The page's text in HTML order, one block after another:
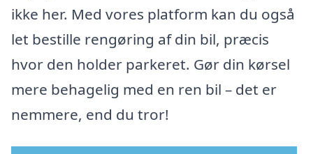
ikke her. Med vores platform kan du også
let bestille rengøring af din bil, præcis
hvor den holder parkeret. Gør din kørsel
mere behagelig med en ren bil – det er
nemmere, end du tror!